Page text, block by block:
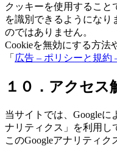
クッキーを使用すること
を識別できるようになり
のではありません。
Cookieを無効にする方法
「 広告 – ポリシーと規約
１０．アクセス
当サイトでは、Googleに
ナリティクス」を利用し
このGoogleアナリティ